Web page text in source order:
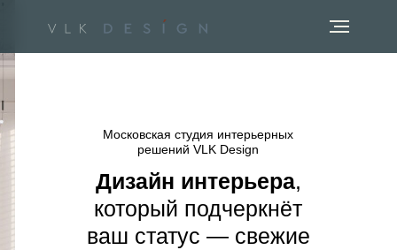
Московская студия интерьерных
решений VLK Design
Дизайн интерьера,
который подчеркнёт
ваш статус — свежие